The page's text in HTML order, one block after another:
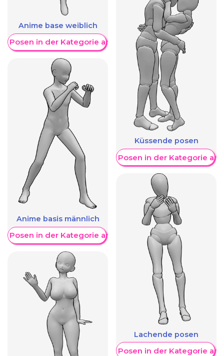
Anime base weiblich
Posen in der Kategorie anzeigen
Anime basis männlich
Posen in der Kategorie anzeigen
Küssende posen
Weitere Posen in der Kategorie
Lachende posen
Weitere Posen in der Kategorie